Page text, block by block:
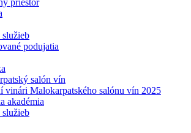
priestor
služieb
podujatia
salón vín
vinári Malokarpatského salónu vín 2025
akadémia
služieb